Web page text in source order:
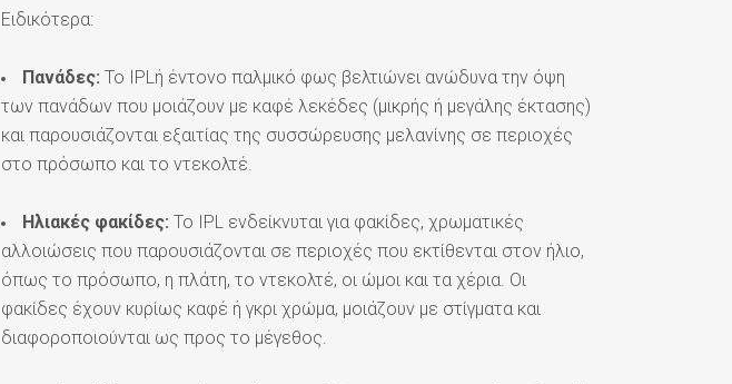
Ειδικότερα:
Πανάδες: Το IPLή έντονο παλμικό φως βελτιώνει ανώδυνα την όψη
των πανάδων που μοιάζουν με καφέ λεκέδες (μικρής ή μεγάλης έκτασης)
και παρουσιάζονται εξαιτίας της συσσώρευσης μελανίνης σε περιοχές
στο πρόσωπο και το ντεκολτέ.
Ηλιακές φακίδες: Το IPL ενδείκνυται για φακίδες, χρωματικές
αλλοιώσεις που παρουσιάζονται σε περιοχές που εκτίθενται στον ήλιο,
όπως το πρόσωπο, η πλάτη, το ντεκολτέ, οι ώμοι και τα χέρια. Οι
φακίδες έχουν κυρίως καφέ ή γκρι χρώμα, μοιάζουν με στίγματα και
διαφοροποιούνται ως προς το μέγεθος.